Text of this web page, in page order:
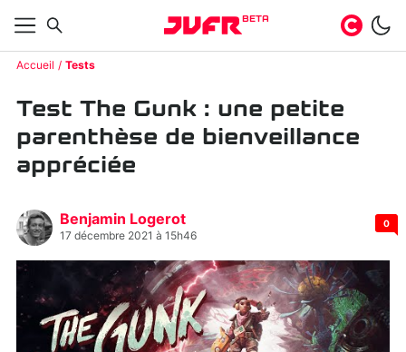
BETA
Accueil Tests
Test The Gunk : une petite
parenthèse de bienveillance
appréciée
Benjamin Logerot
17 décembre 2021 à 15h46
0